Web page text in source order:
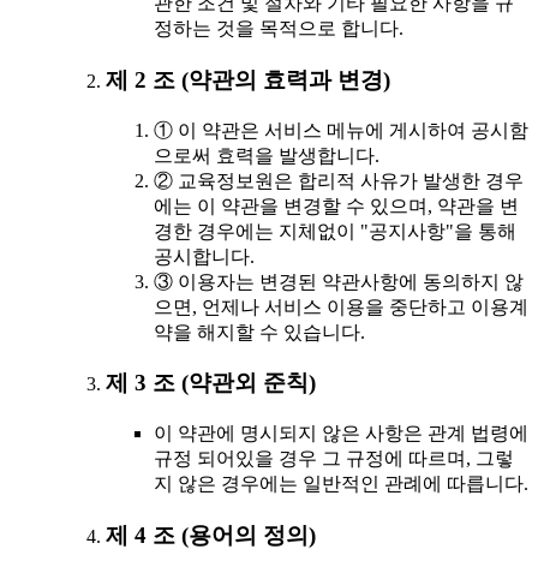
정하는 것을 목적으로 합니다.
제 2 조 (약관의 효력과 변경)
① 이 약관은 서비스 메뉴에 게시하여 공시함
으로써 효력을 발생합니다.
② 교육정보원은 합리적 사유가 발생한 경우
에는 이 약관을 변경할 수 있으며, 약관을 변
경한 경우에는 지체없이 "공지사항"을 통해
공시합니다.
③ 이용자는 변경된 약관사항에 동의하지 않
으면, 언제나 서비스 이용을 중단하고 이용계
약을 해지할 수 있습니다.
제 3 조 (약관외 준칙)
이 약관에 명시되지 않은 사항은 관계 법령에
규정 되어있을 경우 그 규정에 따르며, 그렇
지 않은 경우에는 일반적인 관례에 따릅니다.
제 4 조 (용어의 정의)